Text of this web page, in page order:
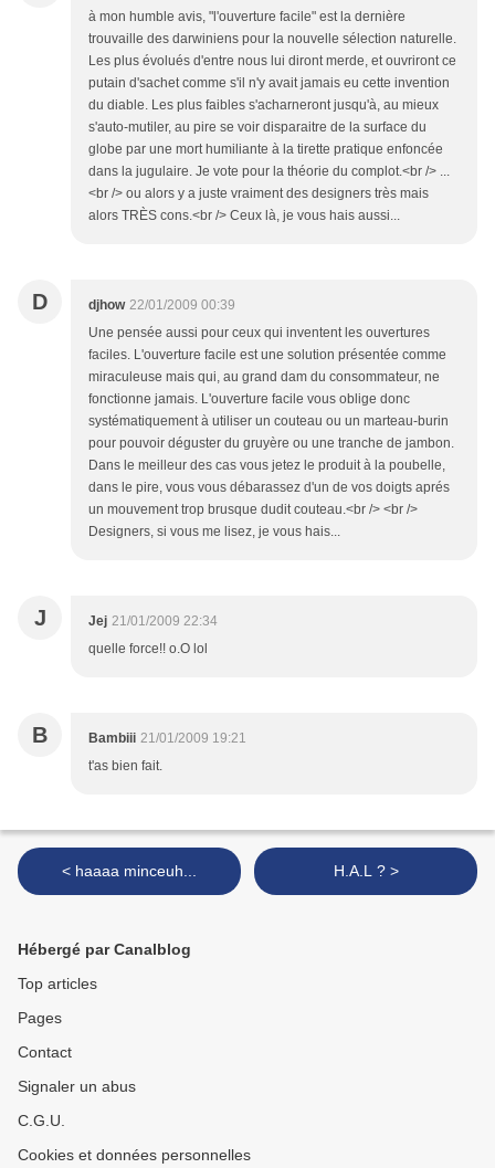
à mon humble avis, "l'ouverture facile" est la dernière
trouvaille des darwiniens pour la nouvelle sélection naturelle.
Les plus évolués d'entre nous lui diront merde, et ouvriront ce
putain d'sachet comme s'il n'y avait jamais eu cette invention
du diable. Les plus faibles s'acharneront jusqu'à, au mieux
s'auto-mutiler, au pire se voir disparaitre de la surface du
globe par une mort humiliante à la tirette pratique enfoncée
dans la jugulaire. Je vote pour la théorie du complot.<br /> ...
<br /> ou alors y a juste vraiment des designers très mais
alors TRÈS cons.<br /> Ceux là, je vous hais aussi...
D djhow 22/01/2009 00:39
Une pensée aussi pour ceux qui inventent les ouvertures
faciles. L'ouverture facile est une solution présentée comme
miraculeuse mais qui, au grand dam du consommateur, ne
fonctionne jamais. L'ouverture facile vous oblige donc
systématiquement à utiliser un couteau ou un marteau-burin
pour pouvoir déguster du gruyère ou une tranche de jambon.
Dans le meilleur des cas vous jetez le produit à la poubelle,
dans le pire, vous vous débarassez d'un de vos doigts aprés
un mouvement trop brusque dudit couteau.<br /> <br />
Designers, si vous me lisez, je vous hais...
J Jej 21/01/2009 22:34
quelle force!! o.O lol
B Bambiii 21/01/2009 19:21
t'as bien fait.
< haaaa minceuh... H.A.L ? >
Hébergé par Canalblog
Top articles
Pages
Contact
Signaler un abus
C.G.U.
Cookies et données personnelles